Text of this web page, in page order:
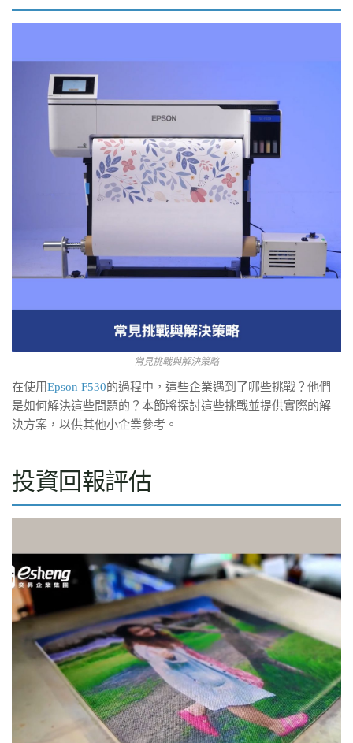
常見挑戰與解決策略
在使用Epson F530的過程中，這些企業遇到了哪些挑戰？他們
是如何解決這些問題的？本節將探討這些挑戰並提供實際的解
決方案，以供其他小企業參考。
投資回報評估